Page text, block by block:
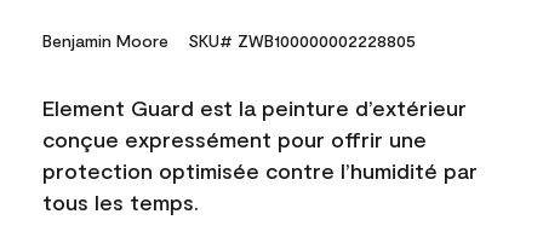
Benjamin Moore SKU# ZWB100000002228805
Element Guard est la peinture d’extérieur
conçue expressément pour offrir une
protection optimisée contre l’humidité par
tous les temps.